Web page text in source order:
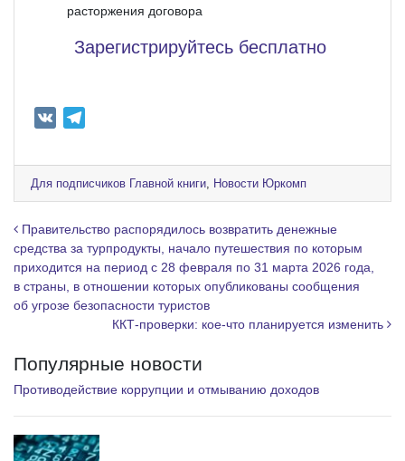
расторжения договора
Зарегистрируйтесь бесплатно
e
g
r
a
m
Для подписчиков Главной книги, Новости Юркомп
Навигация по записям
Правительство распорядилось возвратить денежные
средства за турпродукты, начало путешествия по которым
приходится на период с 28 февраля по 31 марта 2026 года,
в страны, в отношении которых опубликованы сообщения
об угрозе безопасности туристов
ККТ-проверки: кое-что планируется изменить
Популярные новости
Противодействие коррупции и отмыванию доходов